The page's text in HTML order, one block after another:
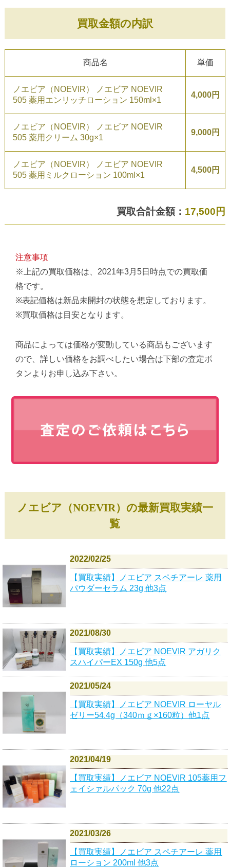
買取金額の内訳
商品名 単価
ノエビア（NOEVIR） ノエビア NOEVIR
505 薬用エンリッチローション 150ml×1
4,000円
ノエビア（NOEVIR） ノエビア NOEVIR
505 薬用クリーム 30g×1
9,000円
ノエビア（NOEVIR） ノエビア NOEVIR
505 薬用ミルクローション 100ml×1
4,500円
買取合計金額： 17,500円
注意事項
※上記の買取価格は、2021年3月5日時点での買取価
格です。
※表記価格は新品未開封の状態を想定しております。
※買取価格は目安となります。
商品によっては価格が変動している商品もございます
ので、詳しい価格をお調べしたい場合は下部の査定ボ
タンよりお申し込み下さい。
ノエビア（NOEVIR）の最新買取実績一
覧
2022/02/25
【買取実績】ノエビア スペチアーレ 薬用
パウダーセラム 23g 他3点
2021/08/30
【買取実績】ノエビア NOEVIR アガリク
スハイパーEX 150g 他5点
2021/05/24
【買取実績】ノエビア NOEVIR ローヤル
ゼリー54.4g（340ｍｇ×160粒）他1点
2021/04/19
【買取実績】ノエビア NOEVIR 105薬用フ
ェイシァルパック 70g 他22点
2021/03/26
【買取実績】ノエビア スペチアーレ 薬用
ローション 200ml 他3点